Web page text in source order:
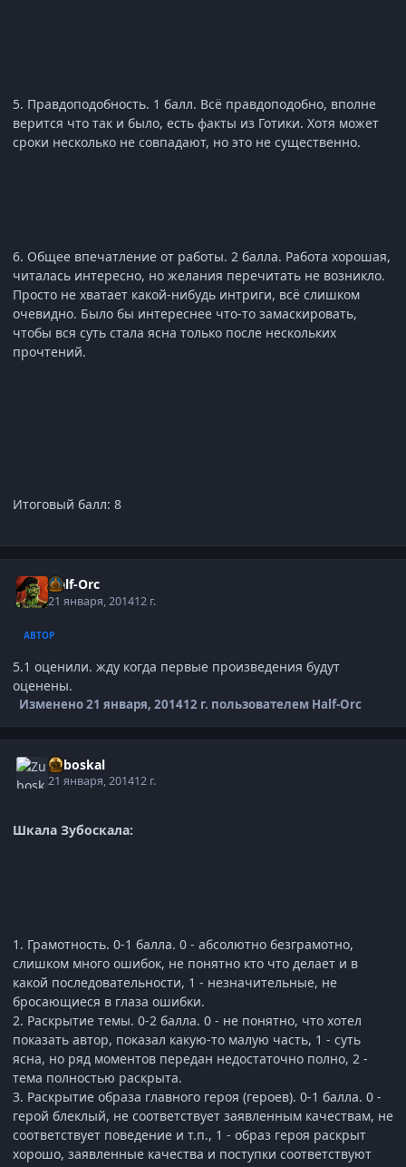
5. Правдоподобность. 1 балл. Всё правдоподобно, вполне
верится что так и было, есть факты из Готики. Хотя может
сроки несколько не совпадают, но это не существенно.
6. Общее впечатление от работы. 2 балла. Работа хорошая,
читалась интересно, но желания перечитать не возникло.
Просто не хватает какой-нибудь интриги, всё слишком
очевидно. Было бы интереснее что-то замаскировать,
чтобы вся суть стала ясна только после нескольких
прочтений.
Итоговый балл: 8
Half-Orc
21 января, 201412 г.
АВТОР
5.1 оценили. жду когда первые произведения будут
оценены.
Изменено21 января, 201412 г. пользователем Half-Orc
Zuboskal
21 января, 201412 г.
Шкала Зубоскала:
1. Грамотность. 0-1 балла. 0 - абсолютно безграмотно,
слишком много ошибок, не понятно кто что делает и в
какой последовательности, 1 - незначительные, не
бросающиеся в глаза ошибки.
2. Раскрытие темы. 0-2 балла. 0 - не понятно, что хотел
показать автор, показал какую-то малую часть, 1 - суть
ясна, но ряд моментов передан недостаточно полно, 2 -
тема полностью раскрыта.
3. Раскрытие образа главного героя (героев). 0-1 балла. 0 -
герой блеклый, не соответствует заявленным качествам, не
соответствует поведение и т.п., 1 - образ героя раскрыт
хорошо, заявленные качества и поступки соответствуют